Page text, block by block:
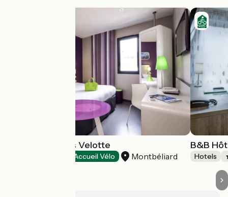
Hôtel Ibis Styles Velotte
Accueil Vélo Montbéliard
B&B
Hotels